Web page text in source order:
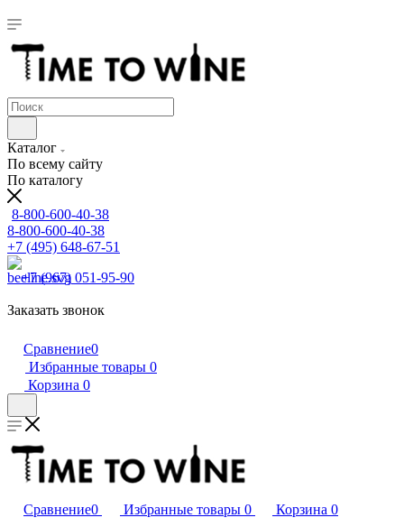
Каталог
По всему сайту
По каталогу
8-800-600-40-38
8-800-600-40-38
+7 (495) 648-67-51
+7 (967) 051-95-90
Заказать звонок
Сравнение0
Избранные товары 0
Корзина 0
Сравнение0 Избранные товары 0 Корзина 0